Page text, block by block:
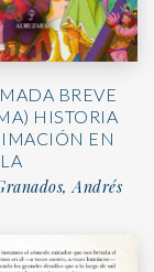
BREVE
HISTORIA
EN
Andrés